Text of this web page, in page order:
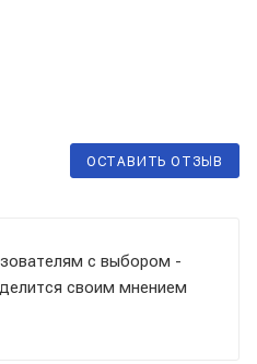
ОСТАВИТЬ ОТЗЫВ
с выбором -
своим мнением